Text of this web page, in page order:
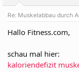
Re: Muskelabbau durch
Hallo Fitness.com,
schau mal hier:
kaloriendefizit